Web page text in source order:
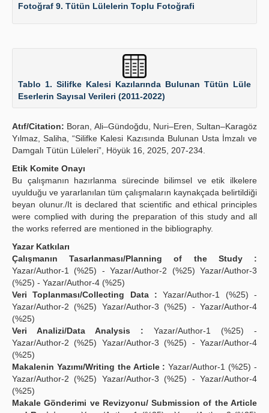
Fotoğraf 9. Tütün Lülelerin Toplu Fotoğrafi
Tablo 1. Silifke Kalesi Kazılarında Bulunan Tütün Lüle
Eserlerin Sayısal Verileri (2011-2022)
Atıf/Citation: Boran, Ali–Gündoğdu, Nuri–Eren, Sultan–Karagöz
Yılmaz, Saliha, “Silifke Kalesi Kazısında Bulunan Usta İmzalı ve
Damgalı Tütün Lüleleri”, Höyük 16, 2025, 207-234.
Etik Komite Onayı
Bu çalışmanın hazırlanma sürecinde bilimsel ve etik ilkelere
uyulduğu ve yararlanılan tüm çalışmaların kaynakçada belirtildiği
beyan olunur./It is declared that scientific and ethical principles
were complied with during the preparation of this study and all
the works referred are mentioned in the bibliography.
Yazar Katkıları
Çalışmanın Tasarlanması/Planning of the Study :
Yazar/Author-1 (%25) - Yazar/Author-2 (%25) Yazar/Author-3
(%25) - Yazar/Author-4 (%25)
Veri Toplanması/Collecting Data : Yazar/Author-1 (%25) -
Yazar/Author-2 (%25) Yazar/Author-3 (%25) - Yazar/Author-4
(%25)
Veri Analizi/Data Analysis : Yazar/Author-1 (%25) -
Yazar/Author-2 (%25) Yazar/Author-3 (%25) - Yazar/Author-4
(%25)
Makalenin Yazımı/Writing the Article : Yazar/Author-1 (%25) -
Yazar/Author-2 (%25) Yazar/Author-3 (%25) - Yazar/Author-4
(%25)
Makale Gönderimi ve Revizyonu/ Submission of the Article